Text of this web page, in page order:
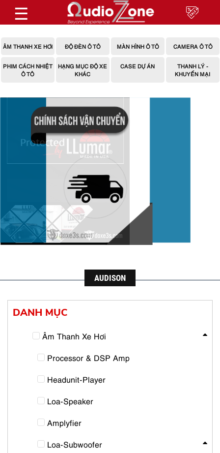
☰
ÂM THANH XE HƠI ĐỘ ĐÈN Ô TÔ MÀN HÌNH Ô TÔ CAMERA Ô TÔ
PHIM CÁCH NHIỆT
Ô TÔ
HẠNG MỤC ĐỘ XE
KHÁC
CASE DỰ ÁN
THANH LÝ -
KHUYẾN MẠI
AUDISON
DANH MỤC
Âm Thanh Xe Hơi
Processor & DSP Amp
Headunit-Player
Loa-Speaker
Amplyfier
Loa-Subwoofer